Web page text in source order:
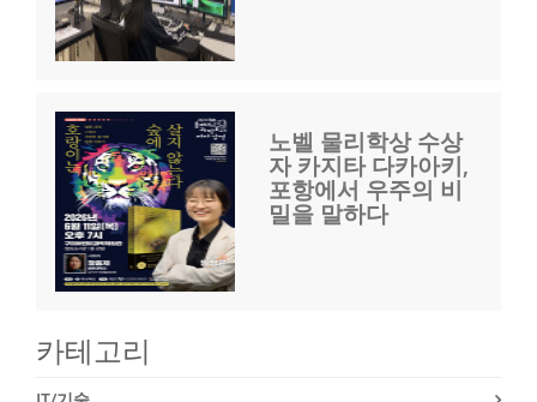
노벨 물리학상 수상
자 카지타 다카아키,
포항에서 우주의 비
밀을 말하다
카테고리